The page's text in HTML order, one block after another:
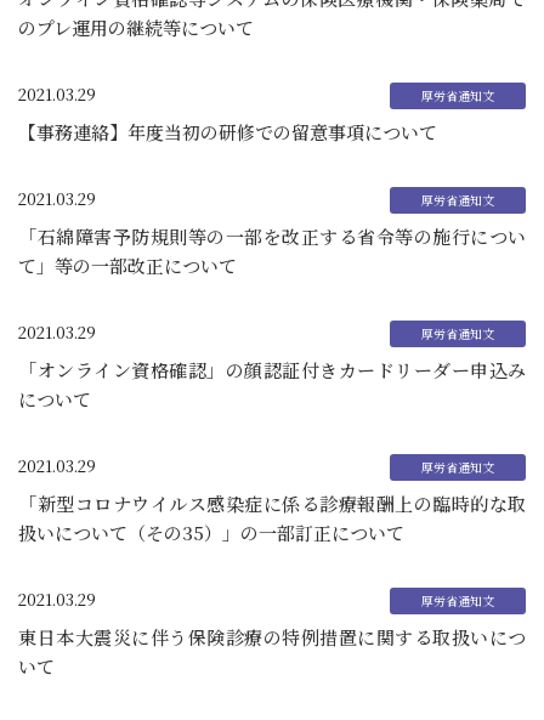
のプレ運用の継続等について
2021.03.29
【事務連絡】年度当初の研修での留意事項について
2021.03.29
「石綿障害予防規則等の一部を改正する省令等の施行につい
て」等の一部改正について
2021.03.29
「オンライン資格確認」の顔認証付きカードリーダー申込み
について
2021.03.29
「新型コロナウイルス感染症に係る診療報酬上の臨時的な取
扱いについて（その35）」の一部訂正について
2021.03.29
東日本大震災に伴う保険診療の特例措置に関する取扱いにつ
いて